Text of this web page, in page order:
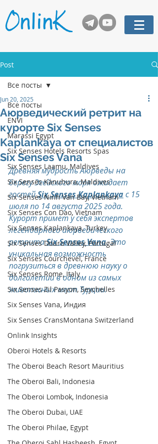
Post
Все посты
ENVI
Marassi Egypt
Six Senses Hotels Resorts Spas
Six Senses Laamu, Maldives
Six Senses Kanuhura, Maldives
Six Senses Ninh Van Bay, Vietnam
Six Senses Con Dao, Vietnam
Six Senses Kaplankaya, Turkey
Six Senses Douro Valley, Portugal
Six Senses Courchevel, France
Six Senses Rome, Italy
Six Senses Zil Pasyon, Seychelles
Six Senses Vana, Индия
Six Senses CransMontana Switzerland
Onlink Insights
Oberoi Hotels & Resorts
The Oberoi Beach Resort Mauritius
The Oberoi Bali, Indonesia
The Oberoi Lombok, Indonesia
The Oberoi Dubai, UAE
The Oberoi Philae, Egypt
Все посты
Аюрведический ретрит на
курорте Six Senses
Kaplankaya от специалистов
Six Senses Vana
Jun 20, 2025
Древняя мудрость Аюрведы на
берегу Эгейского моря ожидает
гостей Six Senses Kaplankaya c 15
июля по 14 августа 2025 года.
Курорт примет у себя экспертов
легендарного аюрведического
ретрита Six Senses Vana. Это
уникальная возможность
погрузиться в древнюю науку о
долголетии в одном из самых
живописных мест Турции.